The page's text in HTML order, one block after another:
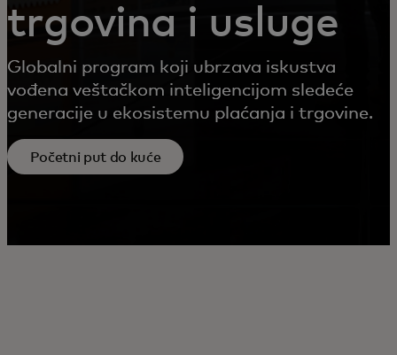
trgovina i usluge
Globalni program koji ubrzava iskustva
vođena veštačkom inteligencijom sledeće
generacije u ekosistemu plaćanja i trgovine.
Početni put do kuće